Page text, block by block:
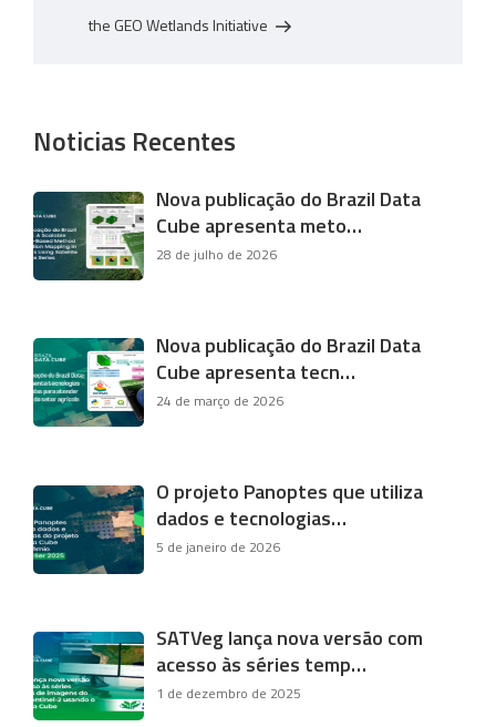
the GEO Wetlands Initiative
Noticias Recentes
Nova publicação do Brazil Data
Cube apresenta meto…
28 de julho de 2026
Nova publicação do Brazil Data
Cube apresenta tecn…
24 de março de 2026
O projeto Panoptes que utiliza
dados e tecnologias…
5 de janeiro de 2026
SATVeg lança nova versão com
acesso às séries temp…
1 de dezembro de 2025